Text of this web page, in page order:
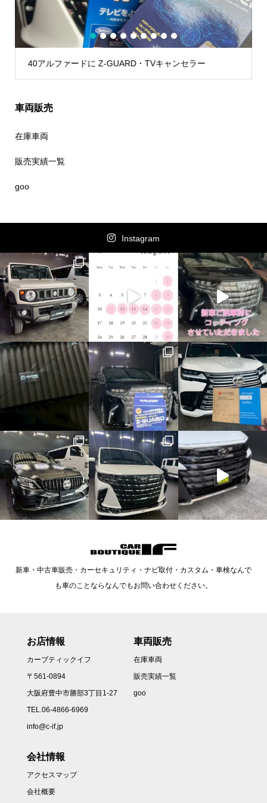
Z-GUARD・TVキャンセラー ハイエースに Grgo 1Vs
1 2 3 4 5 6 7 8 9
車両販売
在庫車両
販売実績一覧
goo
Instagram
新車・中古車販売・カーセキュリティ・ナビ取付・カスタム・車検なんで
も車のことならなんでもお問い合わせください。
お店情報
カーブティックイフ
〒561-0894
大阪府豊中市勝部3丁目1-27
TEL.06-4866-6969
info@c-if.jp
車両販売
在庫車両
販売実績一覧
goo
会社情報
アクセスマップ
会社概要